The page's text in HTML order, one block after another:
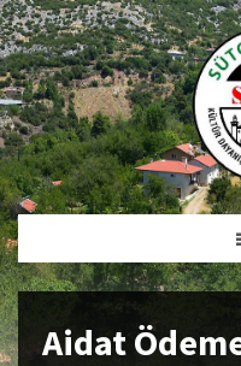
Aidat